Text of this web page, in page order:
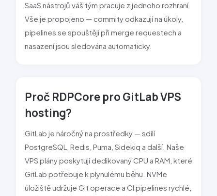
SaaS nástrojů váš tým pracuje z jednoho rozhraní.
Vše je propojeno — commity odkazují na úkoly,
pipelines se spouštějí při merge requestech a
nasazení jsou sledována automaticky.
Proč RDPCore pro GitLab VPS
hosting?
GitLab je náročný na prostředky — sdílí
PostgreSQL, Redis, Puma, Sidekiq a další. Naše
VPS plány poskytují dedikovaný CPU a RAM, které
GitLab potřebuje k plynulému běhu. NVMe
úložiště udržuje Git operace a CI pipelines rychlé,